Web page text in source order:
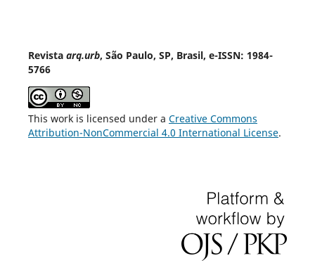
Revista arq.urb, São Paulo, SP, Brasil, e-ISSN: 1984-
5766
This work is licensed under a Creative Commons
Attribution-NonCommercial 4.0 International License.